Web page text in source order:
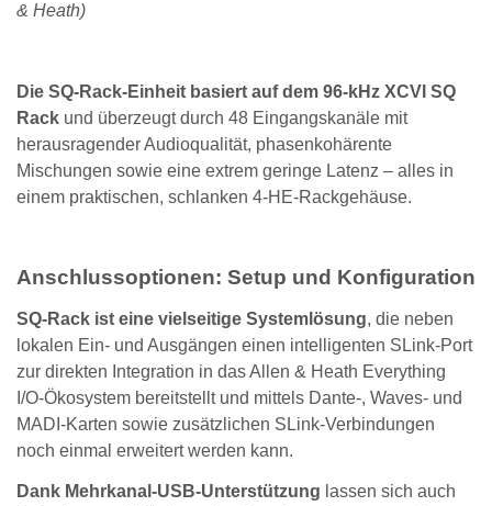
& Heath)
Die SQ-Rack-Einheit basiert auf dem 96-kHz XCVI SQ
Rack und überzeugt durch 48 Eingangskanäle mit
herausragender Audioqualität, phasenkohärente
Mischungen sowie eine extrem geringe Latenz – alles in
einem praktischen, schlanken 4-HE-Rackgehäuse.
Anschlussoptionen: Setup und Konfiguration
SQ-Rack ist eine vielseitige Systemlösung, die neben
lokalen Ein- und Ausgängen einen intelligenten SLink-Port
zur direkten Integration in das Allen & Heath Everything
I/O-Ökosystem bereitstellt und mittels Dante-, Waves- und
MADI-Karten sowie zusätzlichen SLink-Verbindungen
noch einmal erweitert werden kann.
Dank Mehrkanal-USB-Unterstützung lassen sich auch